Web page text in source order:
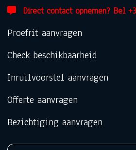
Direct contact opnemen? Bel
Proefrit aanvragen
Check beschikbaarheid
Inruilvoorstel aanvragen
Offerte aanvragen
Bezichtiging aanvragen